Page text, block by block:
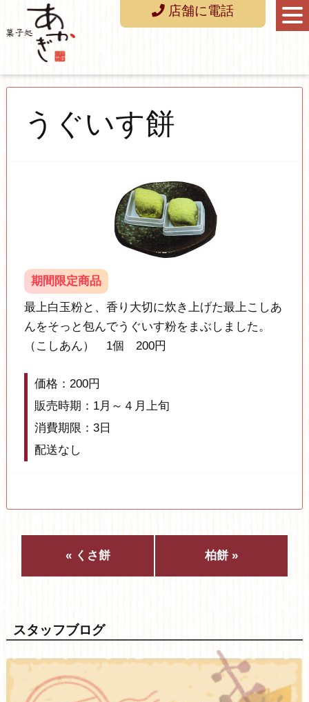
うぐいす餅
期間限定商品
最上白玉粉と、香り大切に炊き上げた最上こしあ
んをそっと包んでうぐいす粉をまぶしました。
（こしあん） 1個 200円
価格：200円
販売時期：1月～４月上旬
消費期限：3日
配送なし
« くさ餅 柏餅 »
スタッフブログ
店舗に電話